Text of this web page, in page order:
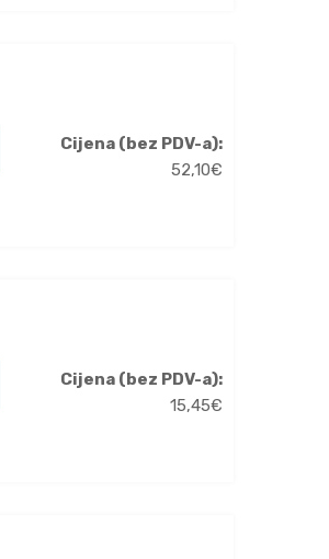
Cijena (bez PDV-a):
52,10€
Cijena (bez PDV-a):
15,45€